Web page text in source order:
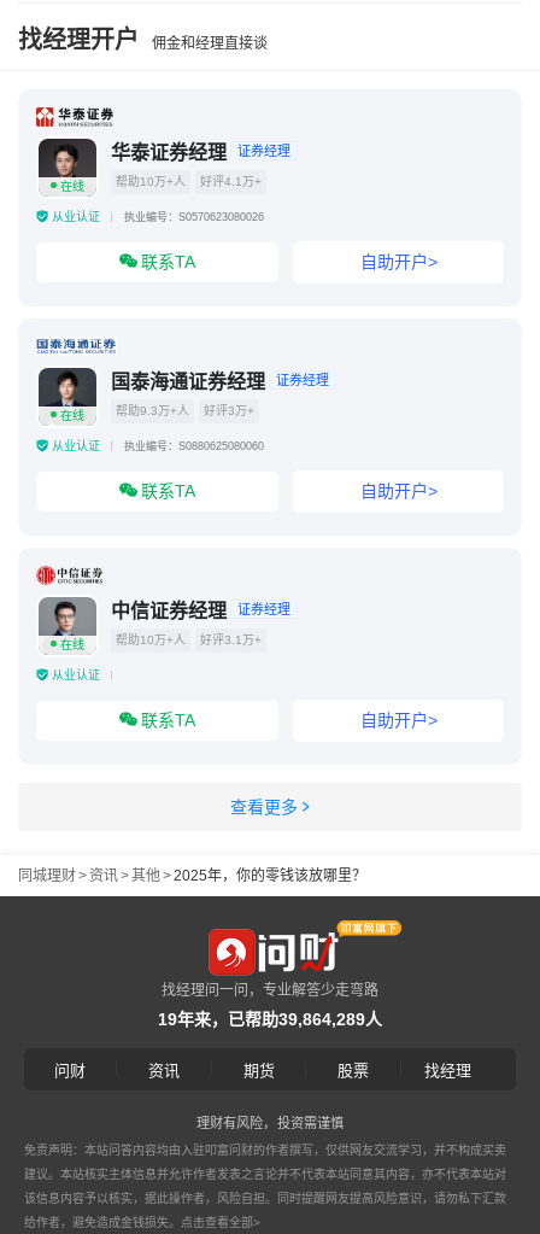
找经理开户 佣金和经理直接谈
在线
华泰证券经理 证券经理
帮助10万+人 好评4.1万+
从业认证 执业编号：S0570623080026
联系TA 自助开户>
在线
国泰海通证券经理 证券经理
帮助9.3万+人 好评3万+
从业认证 执业编号：S0880625080060
联系TA 自助开户>
在线
中信证券经理 证券经理
帮助10万+人 好评3.1万+
从业认证
联系TA 自助开户>
查看更多
同城理财>资讯>其他>2025年，你的零钱该放哪里？
找经理问一问，专业解答少走弯路
19年来，已帮助39,864,289人
问财 资讯 期货 股票 找经理
理财有风险，投资需谨慎
免责声明：本站问答内容均由入驻叩富问财的作者撰写，仅供网友交流学习，并不构成买卖
建议。本站核实主体信息并允许作者发表之言论并不代表本站同意其内容，亦不代表本站对
该信息内容予以核实，据此操作者，风险自担。同时提醒网友提高风险意识，请勿私下汇款
给作者，避免造成金钱损失。 点击查看全部>